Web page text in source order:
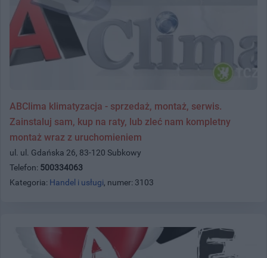
ABClima klimatyzacja - sprzedaż, montaż, serwis.
Zainstaluj sam, kup na raty, lub zleć nam kompletny
montaż wraz z uruchomieniem
ul. ul. Gdańska 26, 83-120 Subkowy
Telefon: 500334063
Kategoria: Handel i usługi, numer: 3103